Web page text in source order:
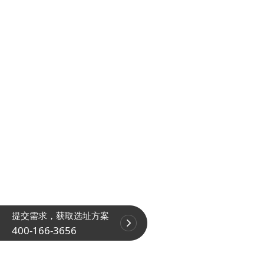
提交需求，获取选址方案
400-166-3656